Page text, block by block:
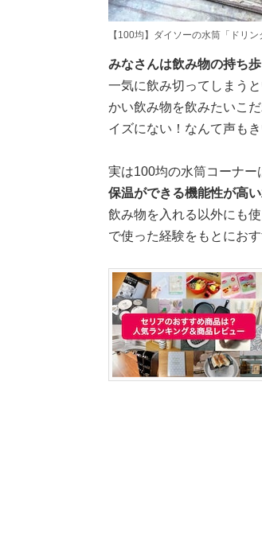
【100均】ダイソーの水筒「ドリン
みなさんは飲み物の持ち
一気に飲み切ってしまう
かい飲み物を飲みたいこ
イズにない！なんて声も
実は100均の水筒コーナー
保温ができる機能性が高
飲み物を入れる以外にも
で使った経験をもとにお